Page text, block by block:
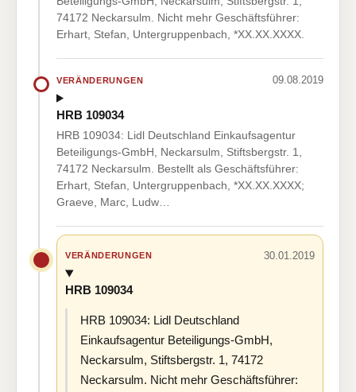
74172 Neckarsulm. Nicht mehr Geschäftsführer:
Erhart, Stefan, Untergruppenbach, *XX.XX.XXXX.
VERÄNDERUNGEN 09.08.2019
HRB 109034
HRB 109034: Lidl Deutschland Einkaufsagentur
Beteiligungs-GmbH, Neckarsulm, Stiftsbergstr. 1,
74172 Neckarsulm. Bestellt als Geschäftsführer:
Erhart, Stefan, Untergruppenbach, *XX.XX.XXXX;
Graeve, Marc, Ludw…
VERÄNDERUNGEN 30.01.2019
HRB 109034
HRB 109034: Lidl Deutschland
Einkaufsagentur Beteiligungs-GmbH,
Neckarsulm, Stiftsbergstr. 1, 74172
Neckarsulm. Nicht mehr Geschäftsführer: